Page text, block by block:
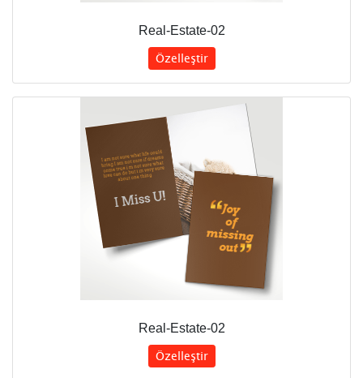
Real-Estate-02
Özelleştir
Real-Estate-02
Özelleştir